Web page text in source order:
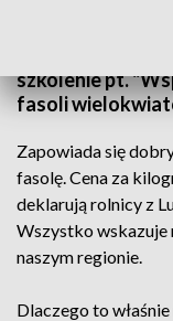
szkolenie pt.
fasoli
Zapowiada się
fasolę. Cena za
deklarują rolnicy z
Wszystko wskazuje
naszym regionie.
Dlaczego to